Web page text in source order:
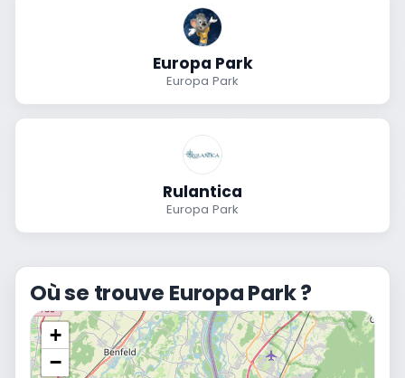
Europa Park
Europa Park
Rulantica
Europa Park
Où se trouve Europa Park ?
+
−